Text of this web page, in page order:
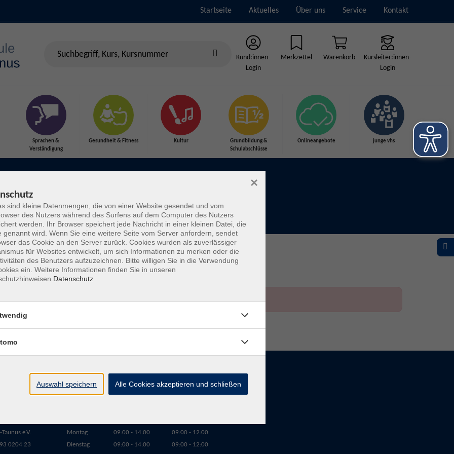
Startseite Aktuelles Über uns Service Kontakt
Kund:innen-
Login
Merkzettel Warenkorb
Kursleiter:innen-
Login
Sprachen &
Verständigung
Gesundheit & Fitness Kultur
Grundbildung &
Schulabschlüsse
Onlineangebote junge vhs
e.V.
0204 23
Erreichbarkeit
Montag
09:00 - 14:00
09:00 - 12:00
Dienstag
09:00 - 14:00
09:00 - 12:00
sind kleine Datenmengen, die von einer Website gesendet und vom
des Nutzers während des Surfens auf dem Computer des Nutzers
werden. Ihr Browser speichert jede Nachricht in einer kleinen Datei, die
genannt wird. Wenn Sie eine weitere Seite vom Server anfordern, sendet
das Cookie an den Server zurück. Cookies wurden als zuverlässiger
für Websites entwickelt, um sich Informationen zu merken oder die
des Benutzers aufzuzeichnen. Bitte willigen Sie in die Verwendung
ein. Weitere Informationen finden Sie in unseren
Datenschutz
×
Auswahl speichern Alle Cookies akzeptieren und schließen